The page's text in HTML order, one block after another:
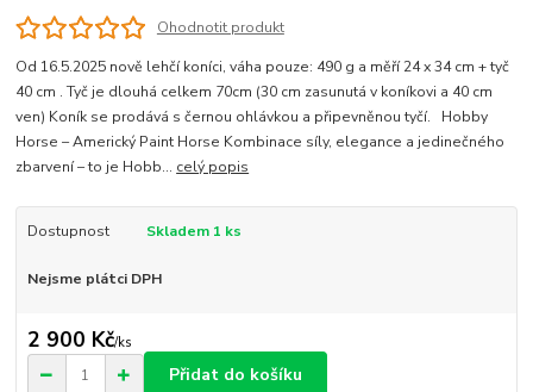
Ohodnotit produkt
Od 16.5.2025 nově lehčí koníci, váha pouze: 490 g a měří 24 x 34 cm + tyč
40 cm . Tyč je dlouhá celkem 70cm (30 cm zasunutá v koníkovi a 40 cm
ven) Koník se prodává s černou ohlávkou a připevněnou tyčí. Hobby
Horse – Americký Paint Horse Kombinace síly, elegance a jedinečného
zbarvení – to je Hobb... celý popis
Dostupnost Skladem 1 ks
Nejsme plátci DPH
2 900 Kč/ks
Přidat do košíku